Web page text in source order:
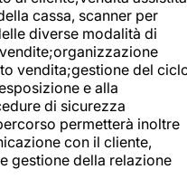
cassa, scanner per
diverse modalità di
vendita;gestione del
e alla
di sicurezza
permetterà inoltre
con il cliente,
gestione della relazione